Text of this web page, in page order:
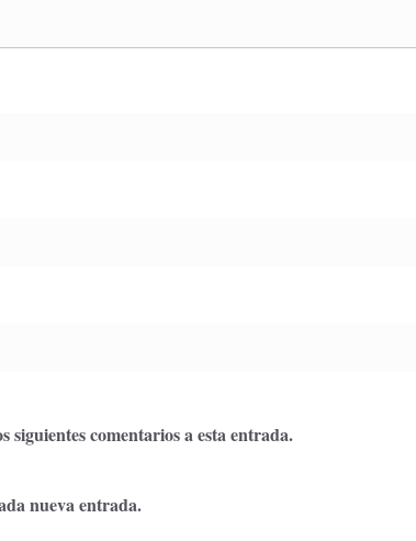
comentarios a esta entrada.
nueva entrada.